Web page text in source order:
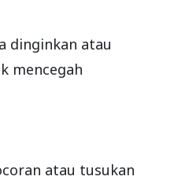
dinginkan atau
mencegah
atau tusukan